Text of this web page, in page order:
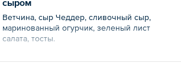
сыром
Ветчина, сыр Чеддер, сливочный сыр,
маринованный огурчик, зеленый лист
салата, тосты.
— 8 шт.